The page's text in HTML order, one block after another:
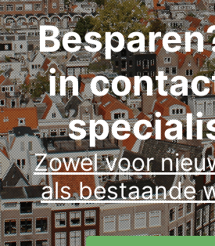
in
Zowel voor
als bestaande